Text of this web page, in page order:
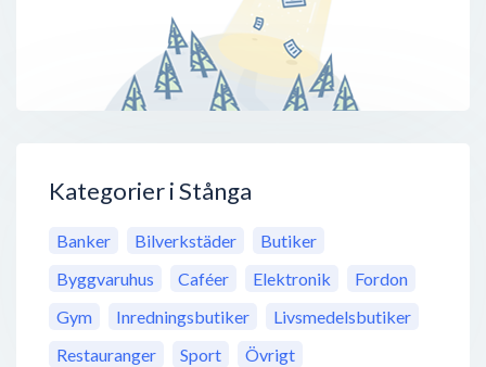
Kategorier i Stånga
Banker Bilverkstäder
Butiker
Byggvaruhus
Caféer Elektronik
Fordon
Gym
Inredningsbutiker
Livsmedelsbutiker
Restauranger
Sport Övrigt